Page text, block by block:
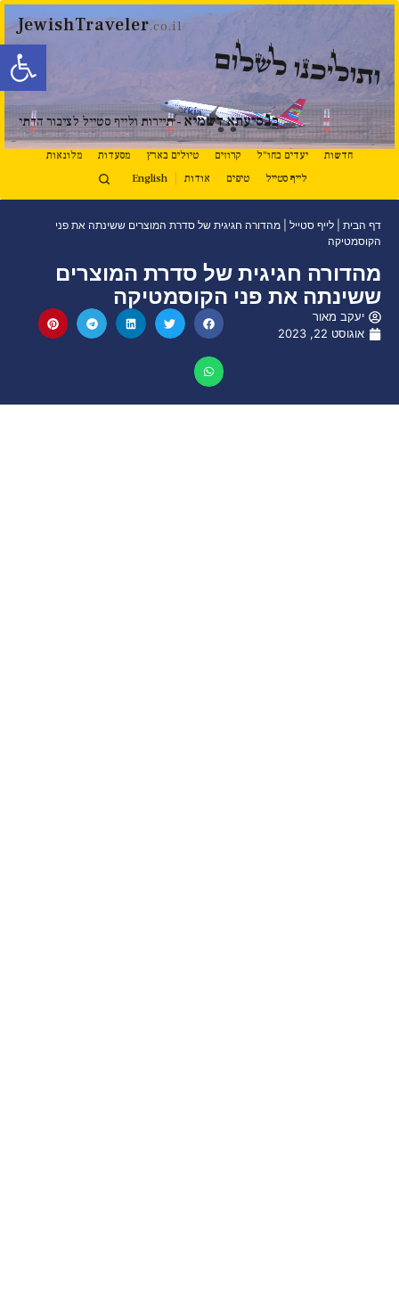
פתח
JewishTraveler.co.il
ותוליכנו לשלום
בנסיעתא דשמיא- תיירות ולייף סטייל לציבור הדתי
חדשות יעדים בחו"ל קרוזים טיולים בארץ מסעדות
מלונאות
לייף סטייל
טיפים אודות English
דף הבית לייף סטייל
מהדורה חגיגית של סדרת המוצרים ששינתה את פני
הקוסמטיקה
מהדורה חגיגית של סדרת המוצרים
ששינתה את פני הקוסמטיקה
יעקב מאור
אוגוסט 22, 2023